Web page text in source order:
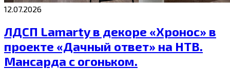
12.07.2026
ЛДСП Lamarty в декоре «Хронос» в
проекте «Дачный ответ» на НТВ.
Мансарда с огоньком.